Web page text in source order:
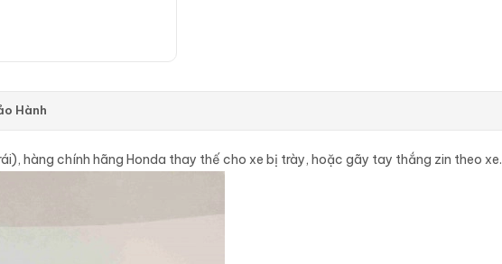
Hành
hàng chính hãng Honda thay thế cho xe bị trày, hoặc gãy tay thắng zin theo xe.